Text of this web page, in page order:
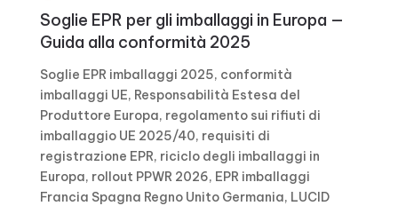
Soglie EPR per gli imballaggi in Europa —
Guida alla conformità 2025
Soglie EPR imballaggi 2025, conformità
imballaggi UE, Responsabilità Estesa del
Produttore Europa, regolamento sui rifiuti di
imballaggio UE 2025/40, requisiti di
registrazione EPR, riciclo degli imballaggi in
Europa, rollout PPWR 2026, EPR imballaggi
Francia Spagna Regno Unito Germania, LUCID